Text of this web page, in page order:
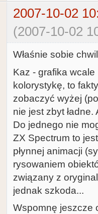
2007-10-02
(2007-10-02
Właśnie sobie
Kaz - grafika
kolorystykę, to
zobaczyć wyżej
nie jest zbyt
Do jednego nie
ZX Spectrum to
płynnej animacji
rysowaniem
związany z
jednak szkoda...
Wspomnę jeszcze